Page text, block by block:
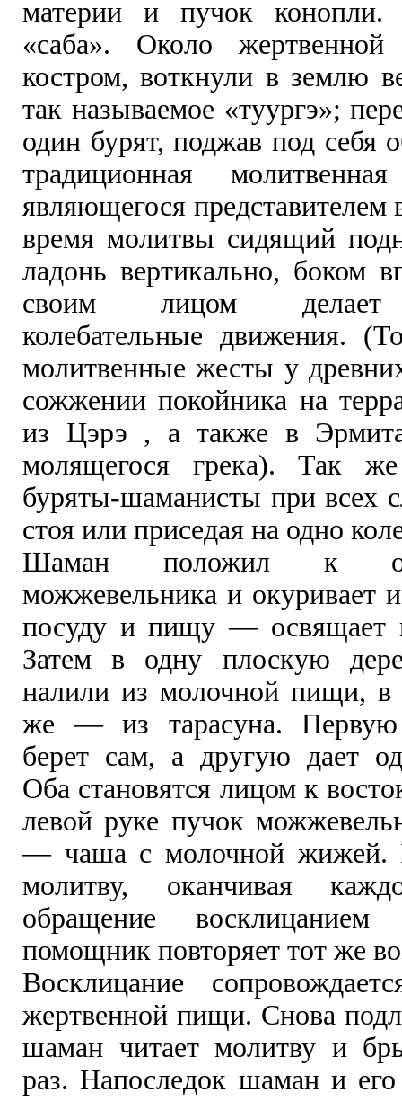
материи и пучок
«саба». Около
костром, воткнули в землю
так называемое «туургэ»;
один бурят, поджав под себя
традиционная
являющегося представителем
время молитвы сидящий
ладонь вертикально, боком
своим лицом делает
колебательные движения.
молитвенные жесты у
сожжении покойника на
из Цэрэ , а также в
молящегося грека). Так
буряты-шаманисты при всех
стоя или приседая на одно
Шаман положил к
можжевельника и окуривает
посуду и пищу — освящает
Затем в одну плоскую
налили из молочной пищи,
же — из тарасуна.
берет сам, а другую дает
Оба становятся лицом к
левой руке пучок
— чаша с молочной жижей.
молитву, оканчивая
обращение
помощник повторяет тот же
Восклицание
жертвенной пищи. Снова
шаман читает молитву и
раз. Напоследок шаман и